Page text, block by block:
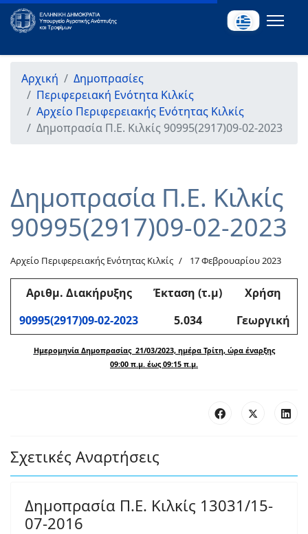
Αρχική
Δημοπρασίες
Περιφερειακή Ενότητα Κιλκίς
Αρχείο Περιφερειακής Ενότητας Κιλκίς
Δημοπρασία Π.Ε. Κιλκίς 90995(2917)09-02-2023
Δημοπρασία Π.Ε. Κιλκίς
90995(2917)09-02-2023
Αρχείο Περιφερειακής Ενότητας Κιλκίς 17 Φεβρουαρίου 2023
Αριθμ. Διακήρυξης Έκταση (τ.μ)
Χρήση
90995(2917)09-02-2023
5.034 Γεωργική
Ημερομηνία Δημοπρασίας 21/03/2023, ημέρα Τρίτη, ώρα έναρξης
09:00 π.μ. έως 09:15 π.μ.
Σχετικές Αναρτήσεις
Δημοπρασία Π.Ε. Κιλκίς 13031/15-
07-2016